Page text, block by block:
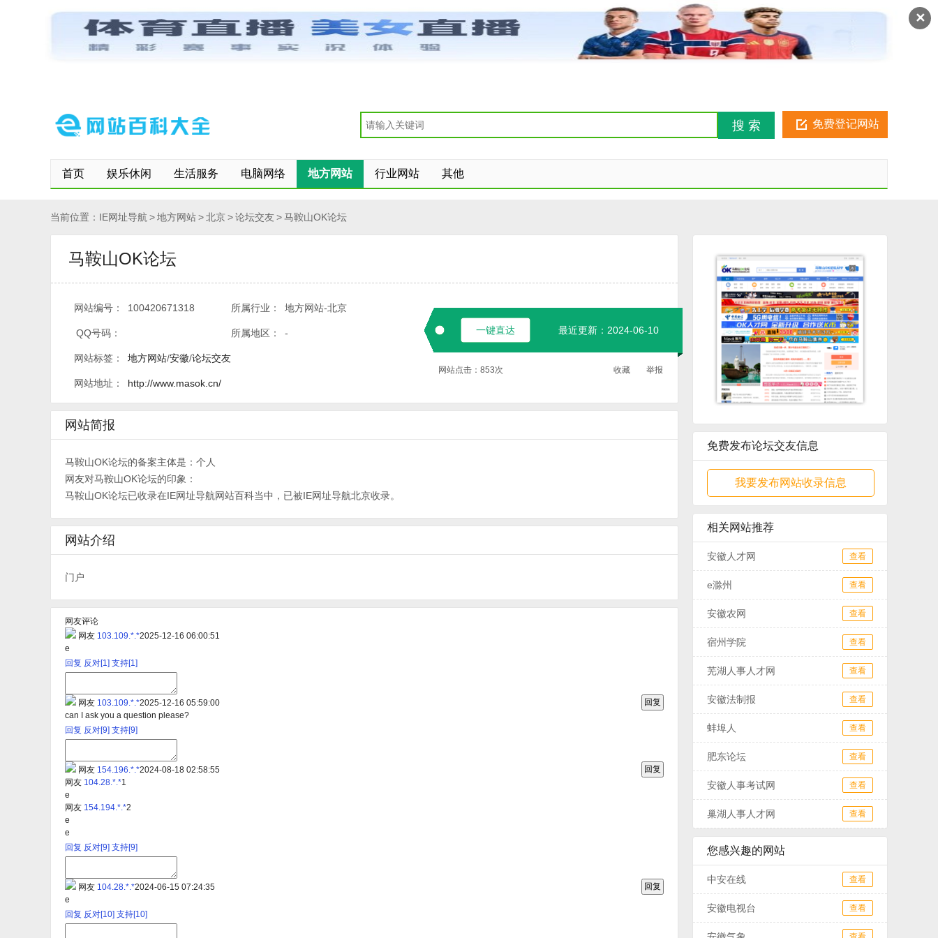
✕
网站首页 保存到桌面 快速登记网站 修改/删除信息 注册 登录 金币俱乐部
免费登记网站
搜 索
首页 娱乐休闲 生活服务 电脑网络 地方网站 行业网站 其他
当前位置： IE网址导航 >地方网站>北京>论坛交友>马鞍山OK论坛
马鞍山OK论坛
网站编号： 100420671318 所属行业： 地方网站-北京
QQ号码： 所属地区： -
网站标签： 地方网站/安徽/论坛交友
网站地址： http://www.masok.cn/
一键直达 最近更新：2024-06-10
网站点击： 853次 收藏 举报
网站简报
马鞍山OK论坛的备案主体是：个人
网友对马鞍山OK论坛的印象：
马鞍山OK论坛已收录在IE网址导航网站百科当中，已被IE网址导航北京收录。
网站介绍
门户
网友评论
网友 103.109.*.*2025-12-16 06:00:51
e
回复 反对[1] 支持[1]
网友 103.109.*.*2025-12-16 05:59:00
can I ask you a question please?
回复 反对[9] 支持[9]
网友 154.196.*.*2024-08-18 02:58:55
网友 104.28.*.*1
e
网友 154.194.*.*2
e
e
回复 反对[9] 支持[9]
网友 104.28.*.*2024-06-15 07:24:35
e
回复 反对[10] 支持[10]
免费发布论坛交友信息
我要发布网站收录信息
相关网站推荐
安徽人才网 查看
e滁州 查看
安徽农网 查看
宿州学院 查看
芜湖人事人才网 查看
安徽法制报 查看
蚌埠人 查看
肥东论坛 查看
安徽人事考试网 查看
巢湖人事人才网 查看
您感兴趣的网站
中安在线 查看
安徽电视台 查看